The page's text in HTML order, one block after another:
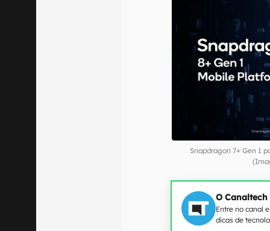
Snapdragon 7+ Gen 1
O
Entre no canal
dicas de